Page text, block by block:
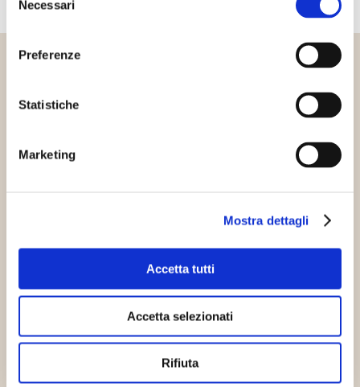
delNecessari
Preferenze
Statistiche
Marketing
Mostra dettagli
Accetta tutti
Accetta selezionati
Rifiuta
Pacchetto invernale dell’UE
sull’energia: rinnovabili e prosumers i
nuovi protagonisti